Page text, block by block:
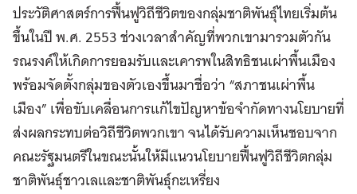
ประวัติศาสตร์การฟื้นฟูวิถีชีวิตของกลุ่มชาติพันธุ์ไทยเริ่มต้น
ขึ้นในปี พ.ศ. 2553 ช่วงเวลาสำคัญที่พวกเขามารวมตัวกัน
รณรงค์ให้เกิดการยอมรับและเคารพในสิทธิชนเผ่าพื้นเมือง
พร้อมจัดตั้งกลุ่มของตัวเองขึ้นมาชื่อว่า “สภาชนเผ่าพื้น
เมือง” เพื่อขับเคลื่อนการแก้ไขปัญหาข้อจำกัดทางนโยบายที่
ส่งผลกระทบต่อวิถีชีวิตพวกเขา จนได้รับความเห็นชอบจาก
คณะรัฐมนตรีในขณะนั้นให้มีแนวนโยบายฟื้นฟูวิถีชีวิตกลุ่ม
ชาติพันธุ์ชาวเลและชาติพันธุ์กะเหรี่ยง